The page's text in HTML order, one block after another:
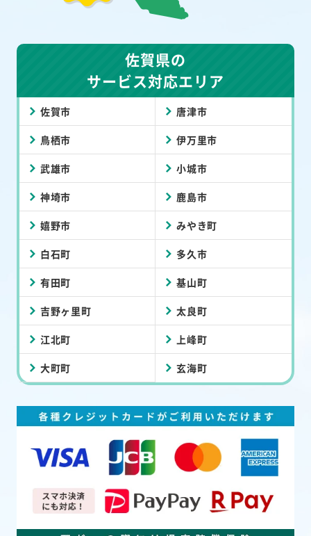
佐賀県の
サービス対応エリア
佐賀市 唐津市
鳥栖市 伊万里市
武雄市 小城市
神埼市 鹿島市
嬉野市 みやき町
白石町 多久市
有田町 基山町
吉野ヶ里町 太良町
江北町 上峰町
大町町 玄海町